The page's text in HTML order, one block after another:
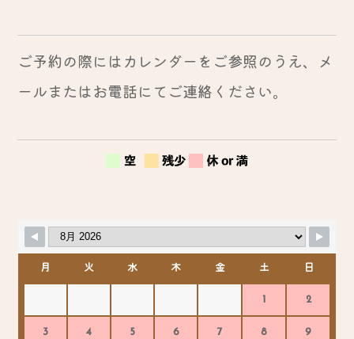
ご予約の際にはカレンダーをご参照のうえ、メ
ールまたはお電話にてご連絡ください。
月 火 水 木 金 土 日
2
3 4 5 6 7 8 9